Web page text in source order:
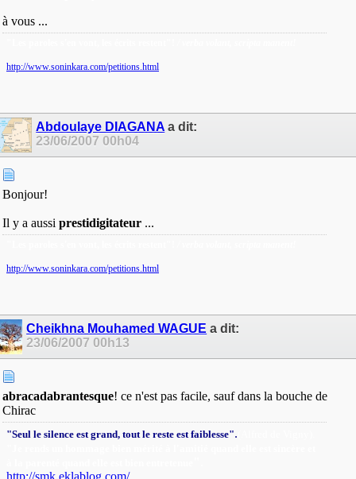
à vous ...
http://www.soninkara.com/petitions.html
Abdoulaye DIAGANA a dit:
23/06/2007 00h04
Bonjour!
Il y a aussi prestidigitateur ...
http://www.soninkara.com/petitions.html
Cheikhna Mouhamed WAGUE a dit:
23/06/2007 00h13
abracadabrantesque! ce n'est pas facile, sauf dans la bouche de
Chirac
"Seul le silence est grand, tout le reste est faiblesse".